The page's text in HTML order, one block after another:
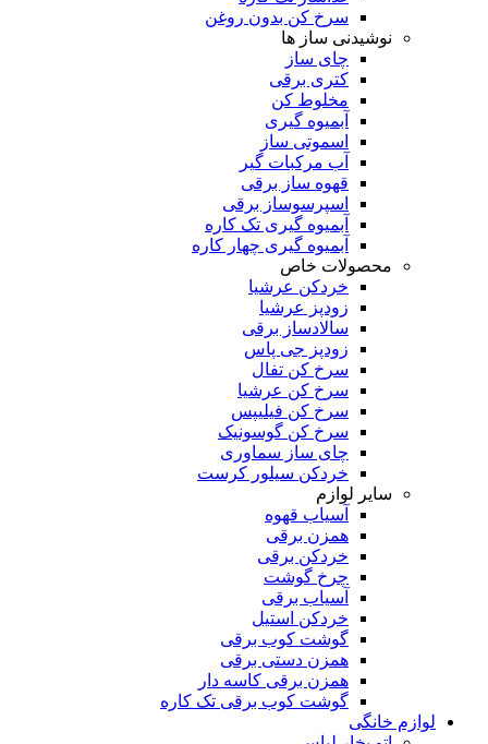
سرخ کن بدون روغن
نوشیدنی ساز ها
چای ساز
کتری برقی
مخلوط کن
آبمیوه گیری
اسموتی ساز
آب مرکبات گیر
قهوه ساز برقی
اسپرسوساز برقی
آبمیوه گیری تک کاره
آبمیوه گیری چهار کاره
محصولات خاص
خردکن عرشیا
زودپز عرشیا
سالادساز برقی
زودپز جی پاس
سرخ کن تفال
سرخ کن عرشیا
سرخ کن فیلیپس
سرخ کن گوسونیک
چای ساز سماوری
خردکن سیلور کرست
سایر لوازم
آسیاب قهوه
همزن برقی
خردکن برقی
چرخ گوشت
آسیاب برقی
خردکن استیل
گوشت کوب برقی
همزن دستی برقی
همزن برقی کاسه دار
گوشت کوب برقی تک کاره
لوازم خانگی